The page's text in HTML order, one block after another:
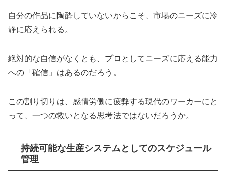
自分の作品に陶酔していないからこそ、市場のニーズに冷
静に応えられる。
絶対的な自信がなくとも、プロとしてニーズに応える能力
への「確信」はあるのだろう。
この割り切りは、感情労働に疲弊する現代のワーカーにと
って、一つの救いとなる思考法ではないだろうか。
持続可能な生産システムとしてのスケジュール
管理